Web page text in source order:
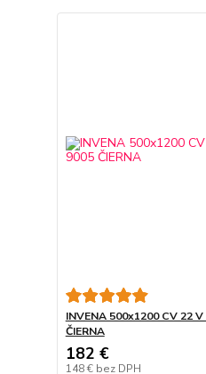
INVENA 500x1200 CV 22
ČIERNA
182 €
148 € bez DPH